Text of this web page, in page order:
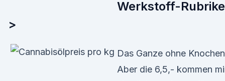
Werkstoff-
>
Das Ganze ohne
Aber die 6,5,- kommen